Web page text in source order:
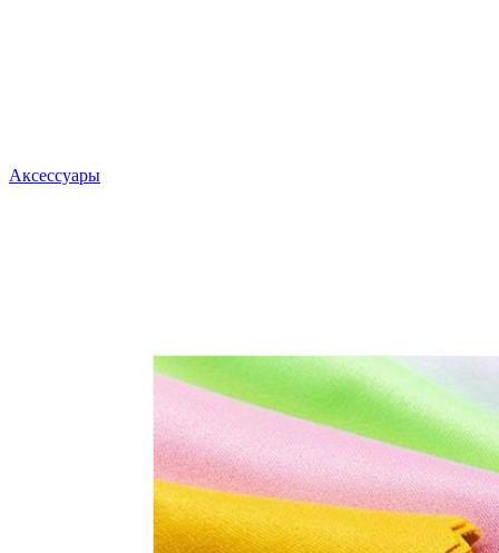
Аксессуары